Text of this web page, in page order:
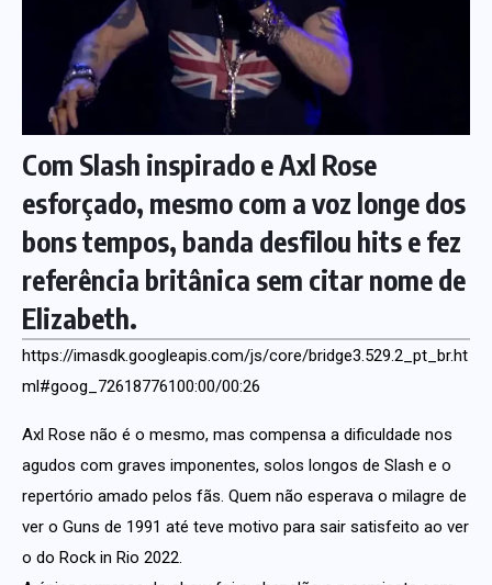
Com Slash inspirado e Axl Rose
esforçado, mesmo com a voz longe dos
bons tempos, banda desfilou hits e fez
referência britânica sem citar nome de
Elizabeth.
https://imasdk.googleapis.com/js/core/bridge3.529.2_pt_br.ht
ml#goog_72618776100:00/00:26
Axl Rose não é o mesmo, mas compensa a dificuldade nos
agudos com graves imponentes, solos longos de Slash e o
repertório amado pelos fãs. Quem não esperava o milagre de
ver o Guns de 1991 até teve motivo para sair satisfeito ao ver
o do Rock in Rio 2022.